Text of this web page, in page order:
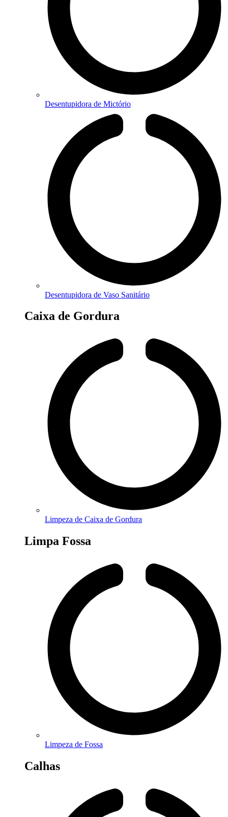
Desentupidora de Mictório
Desentupidora de Vaso Sanitário
Caixa de Gordura
Limpeza de Caixa de Gordura
Limpa Fossa
Limpeza de Fossa
Calhas